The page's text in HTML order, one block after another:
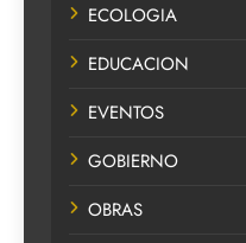
ECOLOGIA
EDUCACION
EVENTOS
GOBIERNO
OBRAS